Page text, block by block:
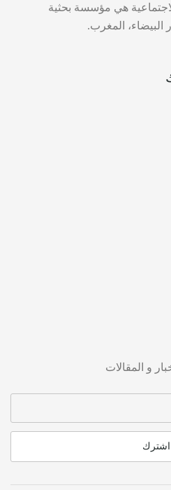
هي مؤسسة بحثية
البيضاء، المغرب.
و المقالات
اشترك